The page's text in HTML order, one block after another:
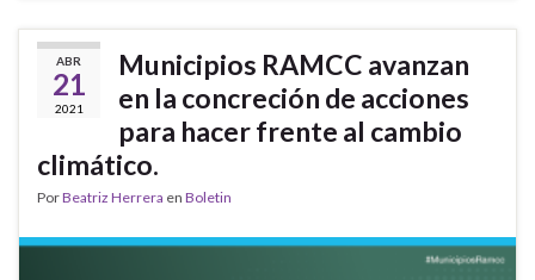
ABR
21
2021
Municipios RAMCC avanzan
en la concreción de acciones
para hacer frente al cambio
climático.
PorBeatriz Herrera en Boletin